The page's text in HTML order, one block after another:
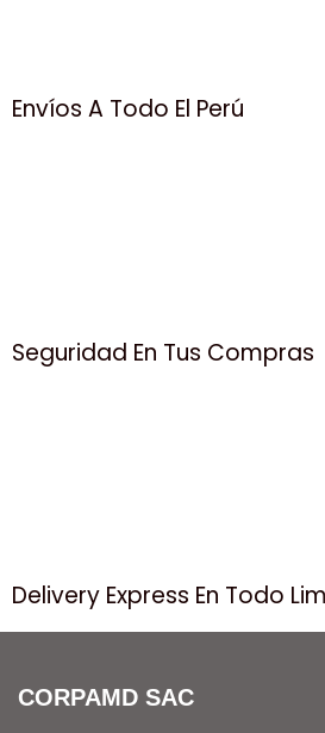
Envíos A Todo El Perú
Seguridad En Tus Compras
Delivery Express En Todo
CORPAMD SAC